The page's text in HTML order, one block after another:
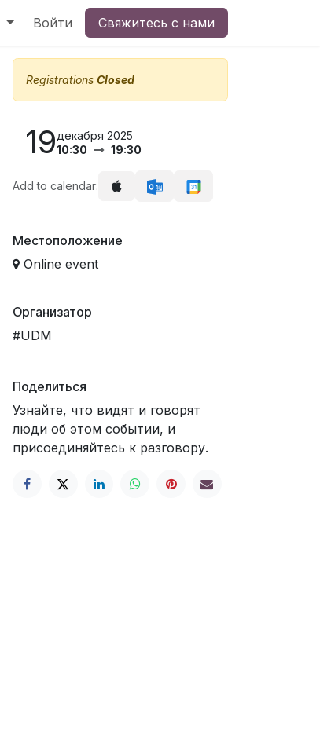
Войти Свяжитесь с нами
Registrations Closed
19декабря 2025
10:30
19:30
Add to calendar:
Местоположение
Online event
Организатор
#UDM
Поделиться
Узнайте, что видят и говорят
люди об этом событии, и
присоединяйтесь к разговору.